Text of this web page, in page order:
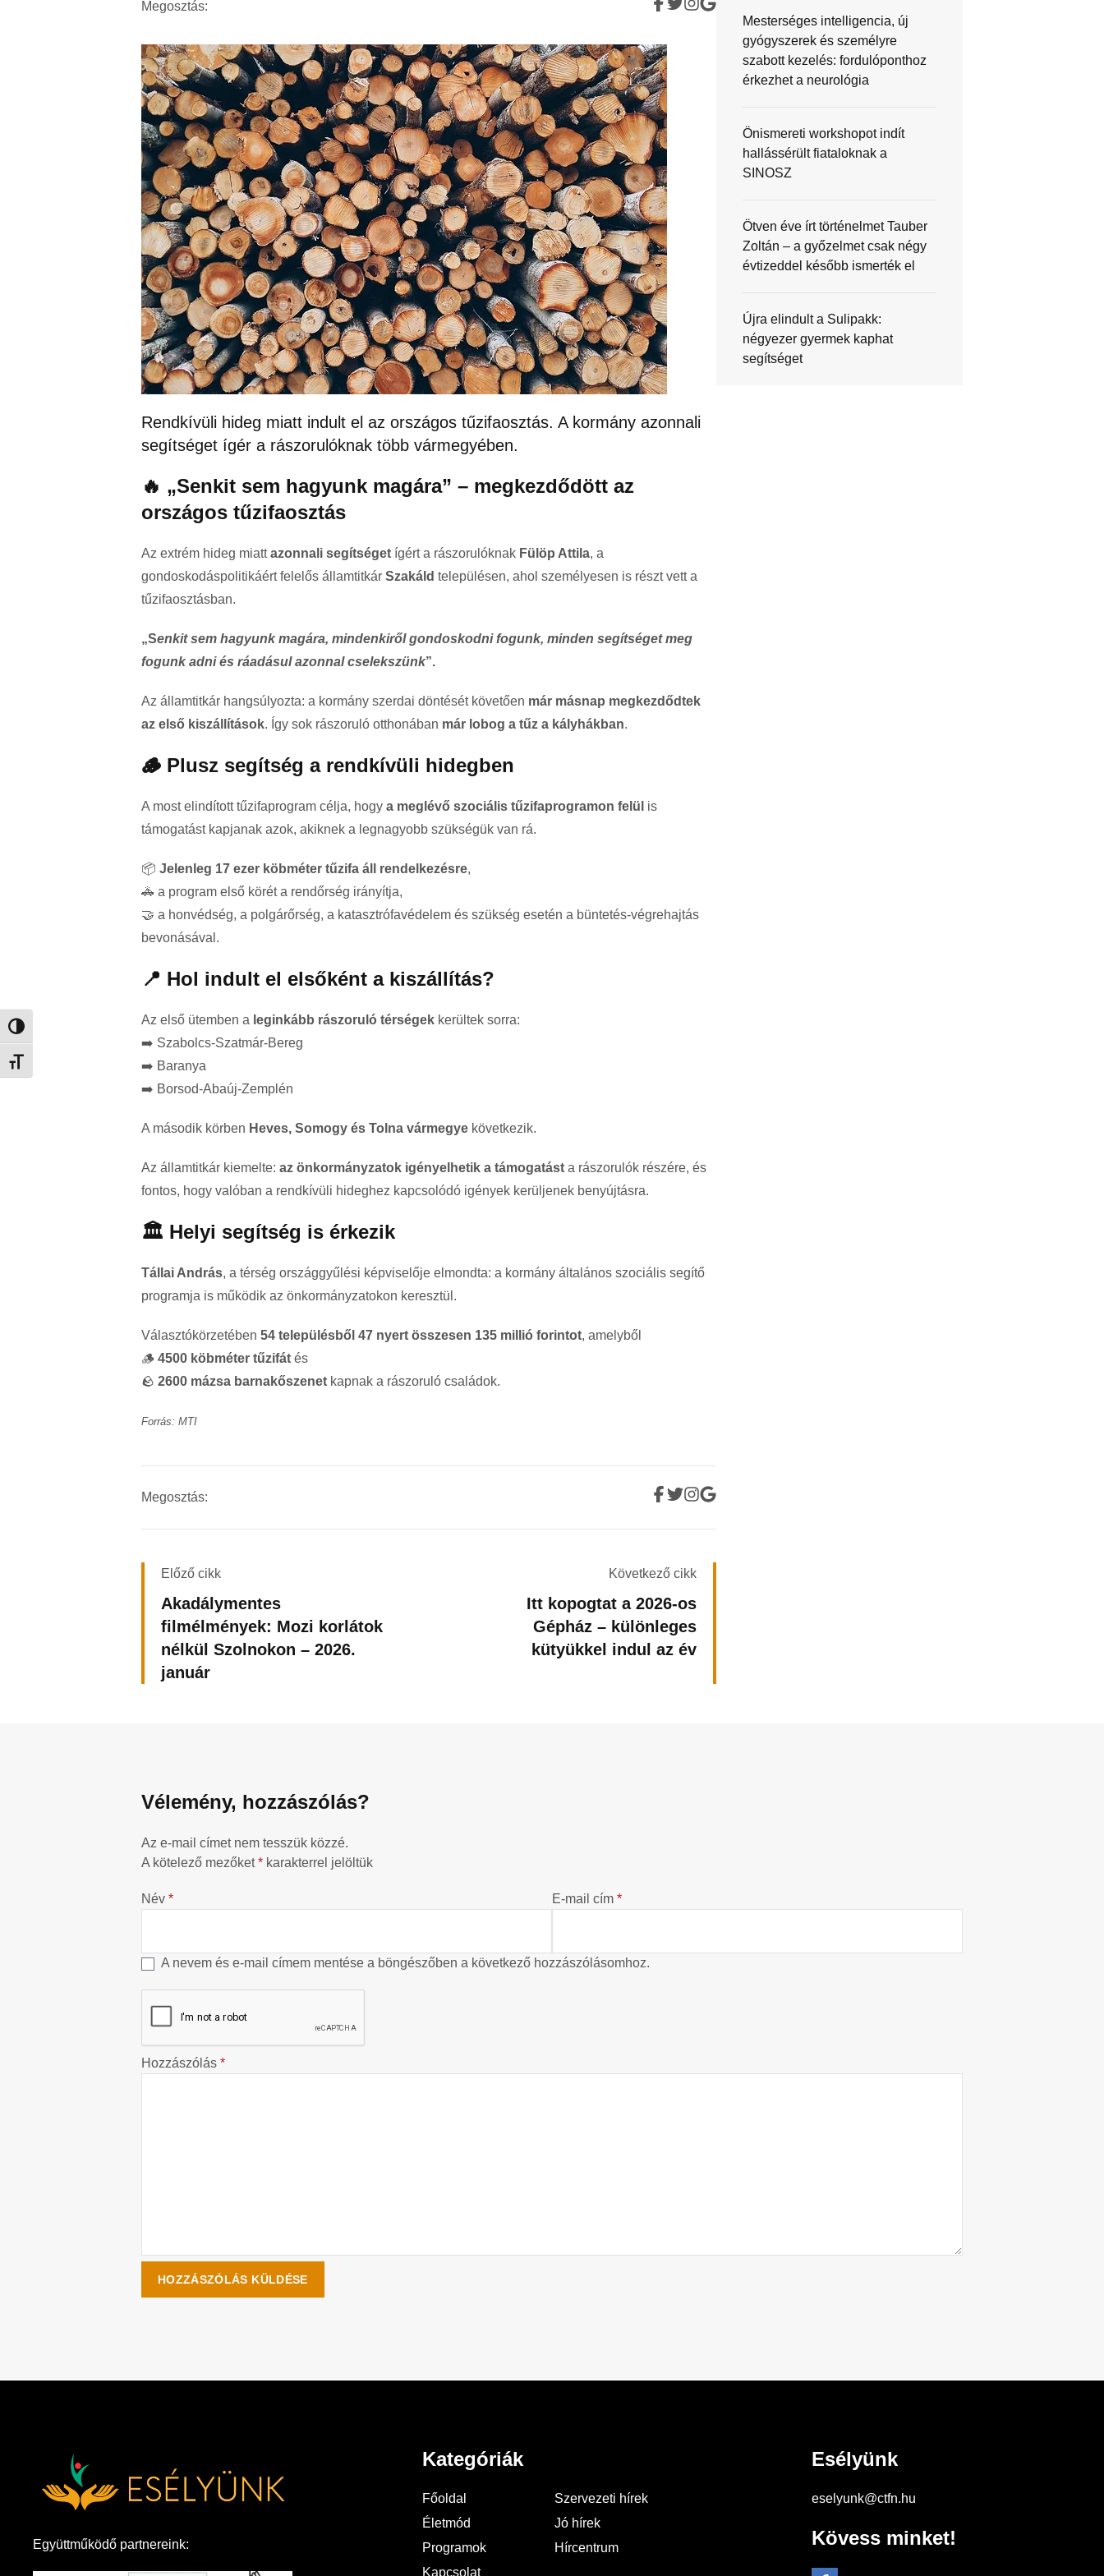
Nagy kontraszt váltása
Betűméret váltása
Megosztás:
Rendkívüli hideg miatt indult el az országos tűzifaosztás. A kormány azonnali
segítséget ígér a rászorulóknak több vármegyében.
🔥 „Senkit sem hagyunk magára” – megkezdődött az
országos tűzifaosztás
Az extrém hideg miattazonnali segítséget ígért a rászorulóknak Fülöp Attila, a
gondoskodáspolitikáért felelős államtitkár Szakáld településen, ahol személyesen is részt vett a
tűzifaosztásban.
„Senkit sem hagyunk magára, mindenkiről gondoskodni fogunk, minden segítséget meg
fogunk adni és ráadásul azonnal cselekszünk”.
Az államtitkár hangsúlyozta: a kormány szerdai döntését követően már másnap megkezdődtek
az első kiszállítások. Így sok rászoruló otthonában már lobog a tűz a kályhákban.
🪵 Plusz segítség a rendkívüli hidegben
A most elindított tűzifaprogram célja, hogy a meglévő szociális tűzifaprogramon felül is
támogatást kapjanak azok, akiknek a legnagyobb szükségük van rá.
📦 Jelenleg 17 ezer köbméter tűzifa áll rendelkezésre,
🚓 a program első körét a rendőrség irányítja,
🤝 a honvédség, a polgárőrség, a katasztrófavédelem és szükség esetén a büntetés-végrehajtás
bevonásával.
📍 Hol indult el elsőként a kiszállítás?
Az első ütemben a leginkább rászoruló térségek kerültek sorra:
➡️ Szabolcs-Szatmár-Bereg
➡️ Baranya
➡️ Borsod-Abaúj-Zemplén
A második körben Heves, Somogy és Tolna vármegye következik.
Az államtitkár kiemelte: az önkormányzatok igényelhetik a támogatást a rászorulók részére, és
fontos, hogy valóban a rendkívüli hideghez kapcsolódó igények kerüljenek benyújtásra.
🏛️ Helyi segítség is érkezik
Tállai András, a térség országgyűlési képviselője elmondta: a kormány általános szociális segítő
programja is működik az önkormányzatokon keresztül.
Választókörzetében 54 településből 47 nyert összesen 135 millió forintot, amelyből
🪵 4500 köbméter tűzifát és
🪨 2600 mázsa barnakőszenet kapnak a rászoruló családok.
Forrás: MTI
Megosztás:
Előző cikk
Akadálymentes
filmélmények: Mozi korlátok
nélkül Szolnokon – 2026.
január
Következő cikk
Itt kopogtat a 2026-os
Gépház – különleges
kütyükkel indul az év
Mesterséges intelligencia, új
gyógyszerek és személyre
szabott kezelés: fordulóponthoz
érkezhet a neurológia
Önismereti workshopot indít
hallássérült fiataloknak a
SINOSZ
Ötven éve írt történelmet Tauber
Zoltán – a győzelmet csak négy
évtizeddel később ismerték el
Újra elindult a Sulipakk:
négyezer gyermek kaphat
segítséget
Vélemény, hozzászólás?
Az e-mail címet nem tesszük közzé.
A kötelező mezőket* karakterrel jelöltük
Név * E-mail cím *
A nevem és e-mail címem mentése a böngészőben a következő hozzászólásomhoz.
Hozzászólás *
Együttműködő partnereink:
Kategóriák
Főoldal
Szervezeti hírek
Életmód
Jó hírek
Programok
Hírcentrum
Kapcsolat
Esélyünk
eselyunk@ctfn.hu
Kövess minket!